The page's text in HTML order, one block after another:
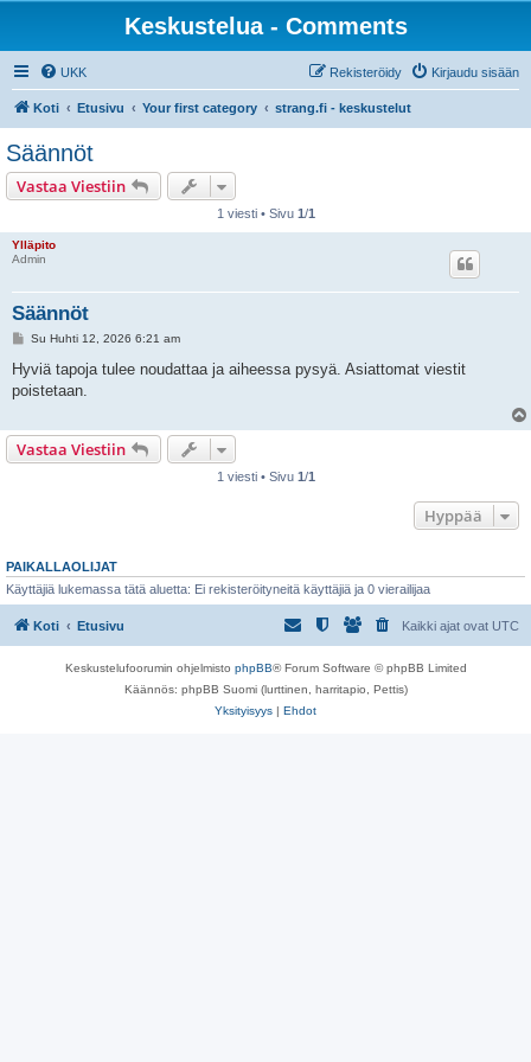
Keskustelua - Comments
UKK Kirjaudu sisään
Rekisteröidy
Koti Etusivu Your first category strang.fi - keskustelut
Säännöt
Vastaa Viestiin
1 viesti • Sivu 1/1
Ylläpito
Admin
Säännöt
V
e
s
t
Su Huhti 12, 2026 6:21 am
Hyviä tapoja tulee noudattaa ja aiheessa pysyä. Asiattomat viestit
poistetaan.
Vastaa Viestiin
1 viesti • Sivu 1/1
Hyppää
PAIKALLAOLIJAT
Käyttäjiä lukemassa tätä aluetta: Ei rekisteröityneitä käyttäjiä ja 0 vierailijaa
Koti Etusivu Kaikki ajat ovat UTC
Keskustelufoorumin ohjelmisto phpBB® Forum Software © phpBB Limited
Käännös: phpBB Suomi (lurttinen, harritapio, Pettis)
Yksityisyys | Ehdot